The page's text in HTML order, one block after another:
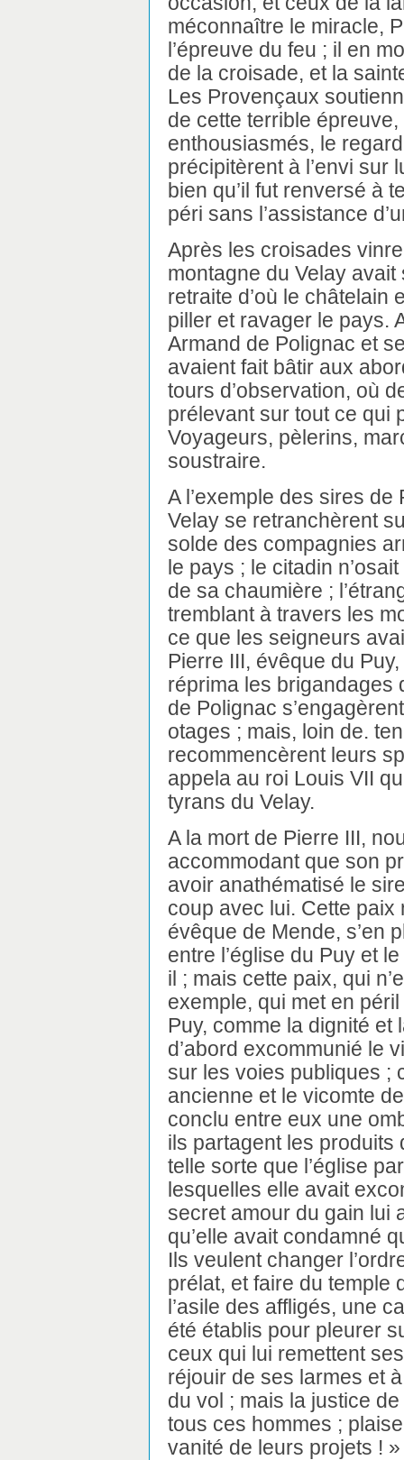
méconnaître le miracle,
l’épreuve du feu ; il en
de la croisade, et la
Les Provençaux
de cette terrible
enthousiasmés, le
précipitèrent à l’envi sur
bien qu’il fut renversé à
péri sans l’assistance
Après les croisades
montagne du Velay
retraite d’où le châtelain
piller et ravager le pays.
Armand de Polignac et
avaient fait bâtir aux
tours d’observation, où
prélevant sur tout ce qui
Voyageurs, pèlerins,
soustraire.
A l’exemple des sires
Velay se retranchèrent
solde des compagnies
le pays ; le citadin
de sa chaumière ;
tremblant à travers les
ce que les seigneurs
Pierre III, évêque du
réprima les brigandages
de Polignac
otages ; mais, loin de.
recommencèrent leurs
appela au roi Louis VII
tyrans du Velay.
A la mort de Pierre III,
accommodant que son
avoir anathématisé le
coup avec lui. Cette paix
évêque de Mende, s’en
entre l’église du Puy et
il ; mais cette paix, qui
exemple, qui met en péril
Puy, comme la dignité et
d’abord excommunié le
sur les voies publiques ;
ancienne et le vicomte
conclu entre eux une
ils partagent les
telle sorte que l’église
lesquelles elle avait
secret amour du gain lui
qu’elle avait condamné
Ils veulent changer
prélat, et faire du temple
l’asile des affligés, une
été établis pour pleurer
ceux qui lui remettent
réjouir de ses larmes et
du vol ; mais la justice
tous ces hommes ;
vanité de leurs projets ! »